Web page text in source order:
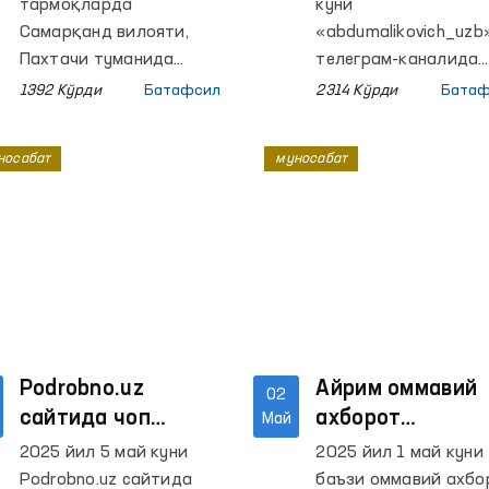
тармоқларда
Самарқанд вилояти,
Пахтачи туманида
яшовчи Н.Э.
калтаклангани, 102га
1392 Кўрди Батафсил
3 таси ПОЛДА.”
хабари бўйича
Омбудсман
куни
телеграм-каналида
Жазони ижро этиш
жойлашган Марказий
2314 Кўрди
Podrobno.uz
сайтида чоп
этилган
компенсация
2025 йил 5 май куни
Podrobno.uz сайтида
02
Май
Айрим оммавий
ахборот
воситаларидаги
хабарларга
2025 йил 1 май куни
баъзи оммавий
муносабат